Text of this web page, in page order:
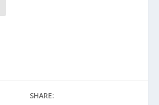
SHARE: